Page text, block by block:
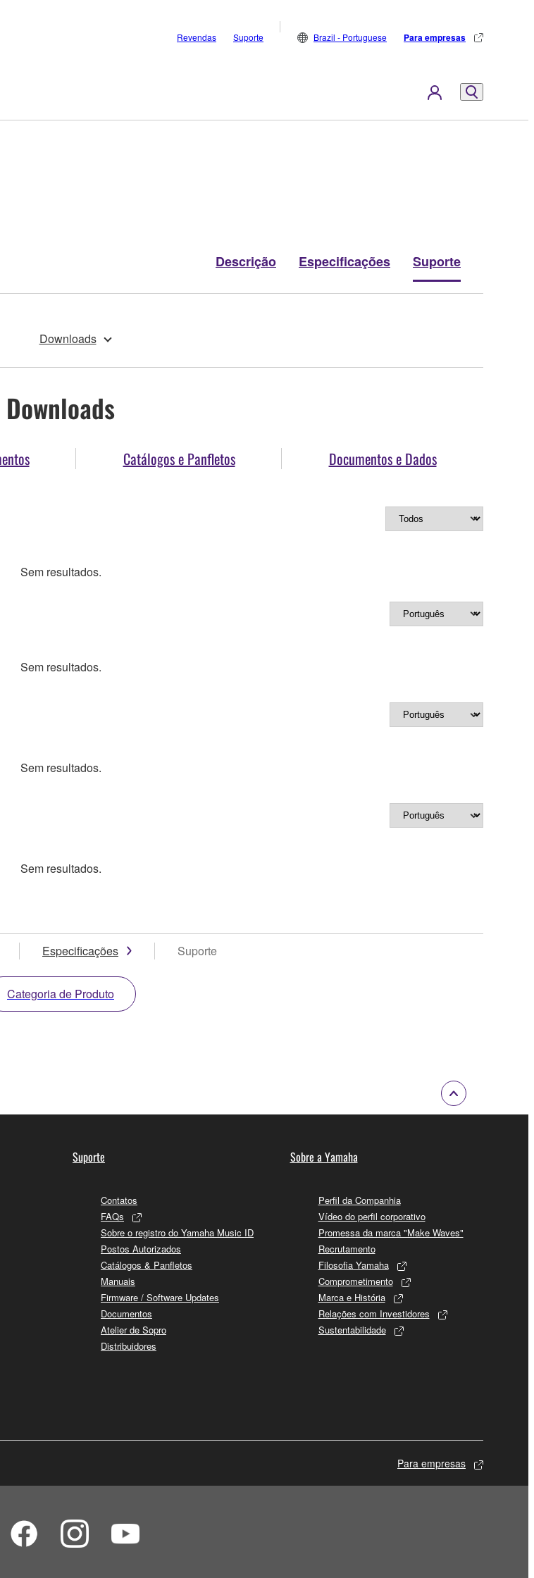
Revendas Suporte Brazil - Portuguese Para empresas
Descrição Especificações Suporte
Downloads
Downloads
Catálogos e Panfletos Documentos e Dados
Sem resultados.
Sem resultados.
Sem resultados.
Sem resultados.
Especificações Suporte
Categoria de Produto
Suporte
Contatos
FAQs
Sobre o registro do Yamaha Music ID
Postos Autorizados
Catálogos & Panfletos
Manuais
Firmware / Software Updates
Documentos
Atelier de Sopro
Distribuidores
Sobre a Yamaha
Perfil da Companhia
Vídeo do perfil corporativo
Promessa da marca "Make Waves"
Recrutamento
Filosofia Yamaha
Comprometimento
Marca e História
Relações com Investidores
Sustentabilidade
Para empresas